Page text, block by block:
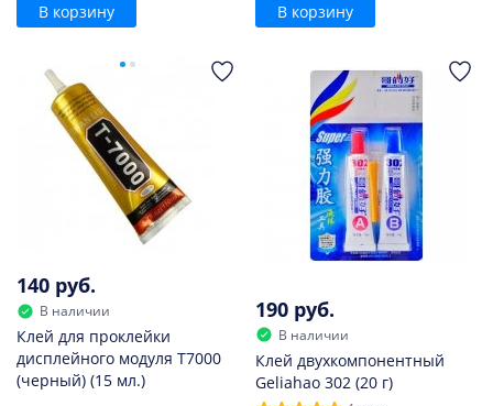
В корзину В корзину
140 руб.
В наличии
Клей для проклейки
дисплейного модуля T7000
(черный) (15 мл.)
190 руб.
В наличии
Клей двухкомпонентный
Geliahao 302 (20 г)